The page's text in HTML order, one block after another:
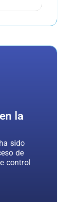
la
sido
de
control